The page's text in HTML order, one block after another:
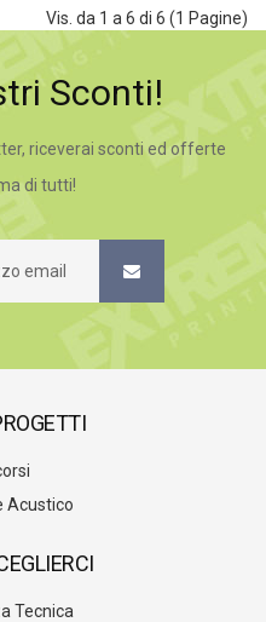
Vis. da 1 a 6 di 6 (1 Pagine)
Sconti!
riceverai sconti ed offerte
di tutti!
Acustico
Tecnica